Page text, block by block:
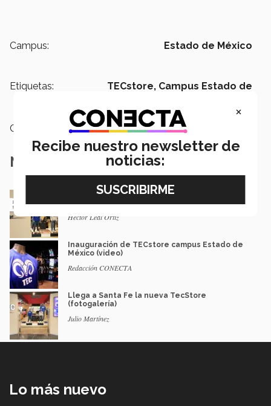
Campus: Estado de México
Etiquetas: TECstore, Campus Estado de
Categoría:
Notas Relacionadas
Destaca TECstore entre tiendas
Héctor Leal Ortiz
Inauguración de TECstore campus Estado de
México (video)
Redacción CONECTA
Llega a Santa Fe la nueva TecStore
(fotogalería)
Julio Martínez
Lo más nuevo
×
Recibe nuestro newsletter de
noticias: